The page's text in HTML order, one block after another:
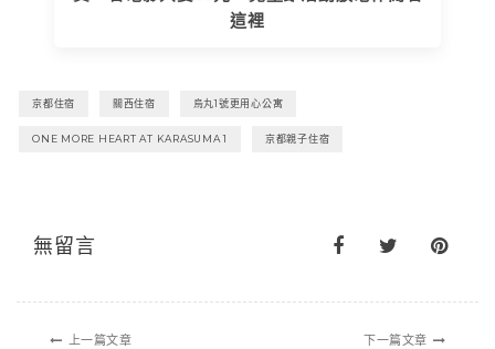
這裡
京都住宿 關西住宿 烏丸1號更用心公寓
ONE MORE HEART AT KARASUMA 1 京都親子住宿
無留言
上一篇文章 下一篇文章